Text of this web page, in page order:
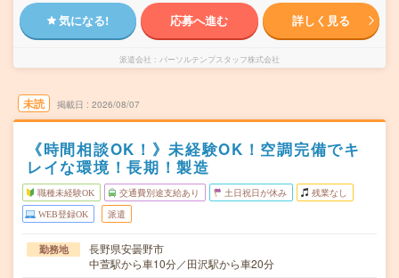
気になる! 応募へ進む 詳しく見る
派遣会社 パーソルテンプスタッフ株式会社
未読 掲載日 2026/08/07
《時間相談OK！》未経験OK！空調完備でキ
レイな環境！長期！製造
職種未経験OK 交通費別途支給あり 土日祝日が休み 残業なし
WEB登録OK 派遣
勤務地
長野県安曇野市
中萱駅から車10分／田沢駅から車20分